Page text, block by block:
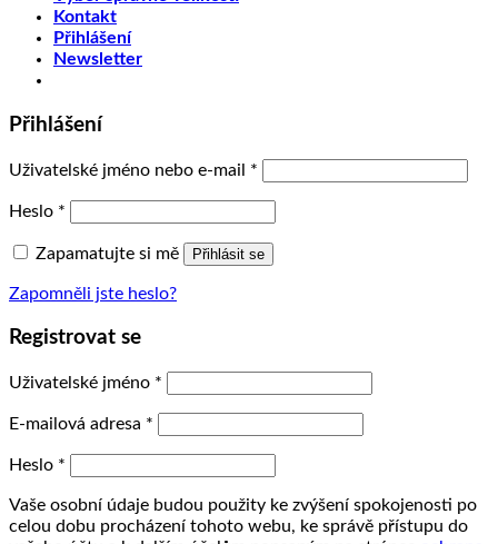
Kontakt
Přihlášení
Newsletter
Přihlášení
Uživatelské jméno nebo e-mail *
Heslo *
Zapamatujte si mě Přihlásit se
Zapomněli jste heslo?
Registrovat se
Uživatelské jméno *
E-mailová adresa *
Heslo *
Vaše osobní údaje budou použity ke zvýšení spokojenosti po
celou dobu procházení tohoto webu, ke správě přístupu do